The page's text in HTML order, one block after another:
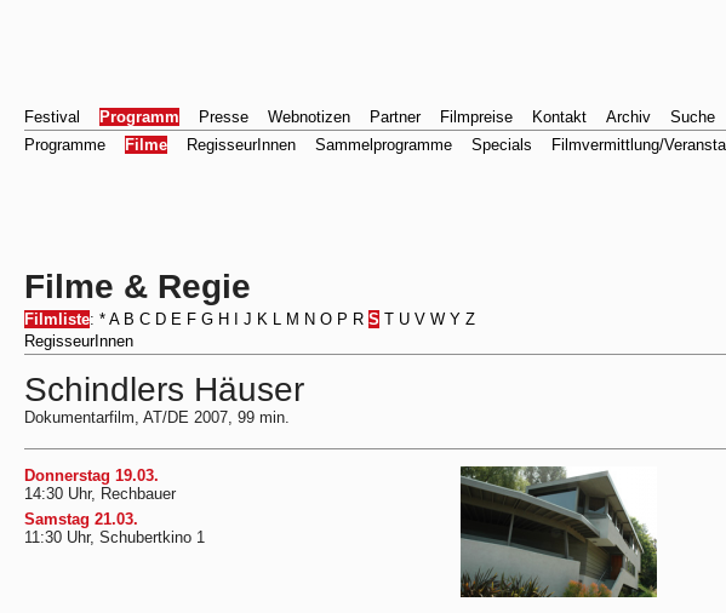
Festival Programm Presse Webnotizen Partner Filmpreise Kontakt Archiv Suche
Programme
Filme RegisseurInnen Sammelprogramme Specials Filmvermittlung/
Filme & Regie
Filmliste: * A B C D E F G H J K L M N O P R S T U V W Y Z
RegisseurInnen
Schindlers Häuser
Dokumentarfilm, AT/DE 2007, 99 min.
Donnerstag 19.03.
14:30 Uhr, Rechbauer
Samstag 21.03.
11:30 Uhr, Schubertkino 1